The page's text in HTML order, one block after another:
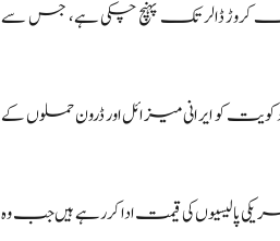
تقریباً ایک کروڑ ڈالر تک پہنچ چکی ہے، جس سے
کی موجودگی کے باوجود کویت کو ایرانی میزائل اور ڈرون حملوں کے
کی قیمت ادا کر رہے ہیں جب وہ